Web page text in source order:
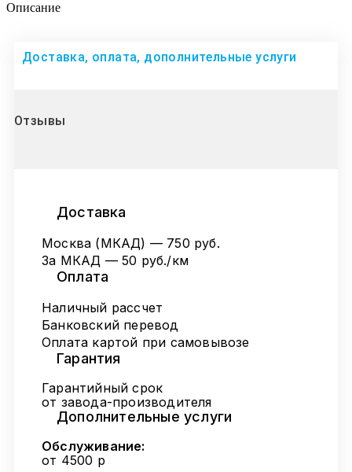
Описание
Доставка, оплата, дополнительные услуги
Отзывы
Доставка
Москва (МКАД) — 750 руб.
За МКАД — 50 руб./км
Оплата
Наличный рассчет
Банковский перевод
Оплата картой при самовывозе
Гарантия
Гарантийный срок
от завода-производителя
Дополнительные услуги
Обслуживание:
от 4500 р